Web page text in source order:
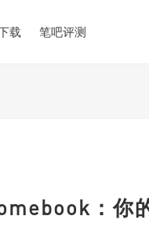
载 笔吧评测
：你